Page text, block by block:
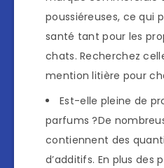
poussiéreuses, ce qui
santé tant pour les
chats. Recherchez
mention litière pour
Est-elle pleine de
parfums ?De
contiennent des
d’additifs. En plus des